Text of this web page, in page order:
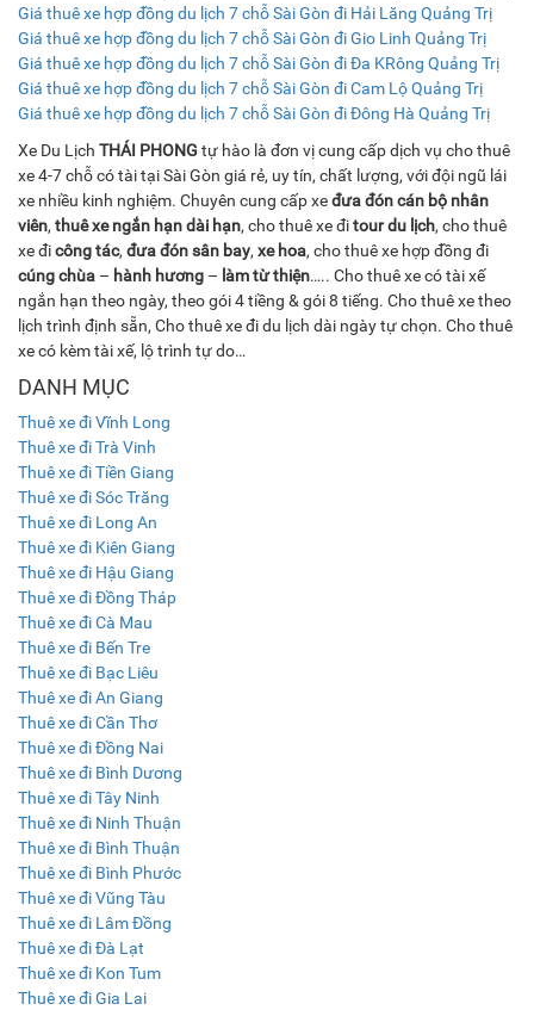
Giá thuê xe hợp đồng du lịch 7 chỗ Sài Gòn đi Hải Lăng Quảng Trị
Giá thuê xe hợp đồng du lịch 7 chỗ Sài Gòn đi Gio Linh Quảng Trị
Giá thuê xe hợp đồng du lịch 7 chỗ Sài Gòn đi Đa KRông Quảng Trị
Giá thuê xe hợp đồng du lịch 7 chỗ Sài Gòn đi Cam Lộ Quảng Trị
Giá thuê xe hợp đồng du lịch 7 chỗ Sài Gòn đi Đông Hà Quảng Trị
Xe Du Lịch THÁI PHONG tự hào là đơn vị cung cấp dịch vụ cho thuê
xe 4-7 chỗ có tài tại Sài Gòn giá rẻ, uy tín, chất lượng, với đội ngũ lái
xe nhiều kinh nghiệm. Chuyên cung cấp xeđưa đón cán bộ nhân
viên, thuê xe ngắn hạn dài hạn, cho thuê xe đitour du lịch, cho thuê
xe đicông tác, đưa đón sân bay, xe hoa, cho thuê xe hợp đồng đi
cúng chùa – hành hương – làm từ thiện….. Cho thuê xe có tài xế
ngắn hạn theo ngày, theo gói 4 tiềng & gói 8 tiếng. Cho thuê xe theo
lịch trình định sẵn, Cho thuê xe đi du lịch dài ngày tự chọn. Cho thuê
xe có kèm tài xế, lộ trình tự do…
DANH MỤC
Thuê xe đi Vĩnh Long
Thuê xe đi Trà Vinh
Thuê xe đi Tiền Giang
Thuê xe đi Sóc Trăng
Thuê xe đi Long An
Thuê xe đi Kiên Giang
Thuê xe đi Hậu Giang
Thuê xe đi Đồng Tháp
Thuê xe đi Cà Mau
Thuê xe đi Bến Tre
Thuê xe đi Bạc Liêu
Thuê xe đi An Giang
Thuê xe đi Cần Thơ
Thuê xe đi Đồng Nai
Thuê xe đi Bình Dương
Thuê xe đi Tây Ninh
Thuê xe đi Ninh Thuận
Thuê xe đi Bình Thuận
Thuê xe đi Bình Phước
Thuê xe đi Vũng Tàu
Thuê xe đi Lâm Đồng
Thuê xe đi Đà Lạt
Thuê xe đi Kon Tum
Thuê xe đi Gia Lai